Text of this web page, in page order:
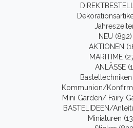
NEU (892)
AKTIONEN
MARITIME
ANLÄSSE
Basteltechniken
Kommunion/
Mini Garden/ Fairy
BASTELIDEEN/
Miniaturen